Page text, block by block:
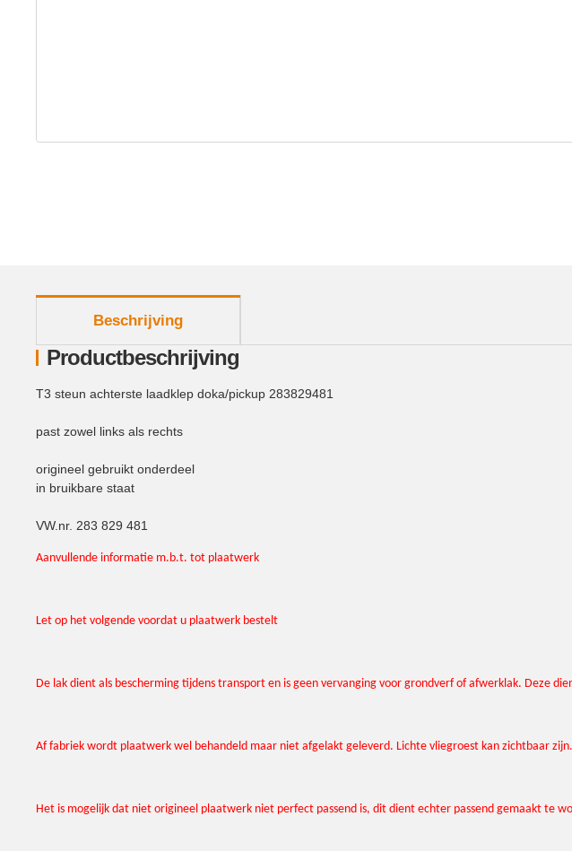
Beschrijving
Productbeschrijving
T3 steun achterste laadklep doka/pickup 283829481
past zowel links als rechts
origineel gebruikt onderdeel
in bruikbare staat
VW.nr. 283 829 481
Aanvullende informatie m.b.t. tot plaatwerk
Let op het volgende voordat u plaatwerk bestelt
De lak dient als bescherming tijdens transport en is geen vervanging voor grondverf of afwerklak. Deze
Af fabriek wordt plaatwerk wel behandeld maar niet afgelakt geleverd. Lichte vliegroest kan zichtbaar
Het is mogelijk dat niet origineel plaatwerk niet perfect passend is, dit dient echter passend gemaakt te